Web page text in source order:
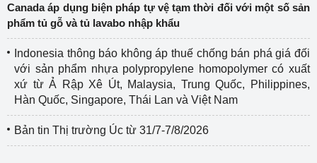
Canada áp dụng biện pháp tự vệ tạm thời đối với một số sản
phẩm tủ gỗ và tủ lavabo nhập khẩu
Indonesia thông báo không áp thuế chống bán phá giá đối
với sản phẩm nhựa polypropylene homopolymer có xuất
xứ từ Ả Rập Xê Út, Malaysia, Trung Quốc, Philippines,
Hàn Quốc, Singapore, Thái Lan và Việt Nam
Bản tin Thị trường Úc từ 31/7-7/8/2026